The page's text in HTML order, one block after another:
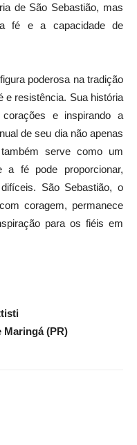
de São Sebastião, mas
fé e a capacidade de
poderosa na tradição
e resistência. Sua história
e inspirando a
de seu dia não apenas
serve como um
a fé pode proporcionar,
São Sebastião, o
coragem, permanece
para os fiéis em
(PR)